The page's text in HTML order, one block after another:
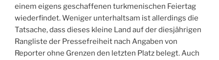
einem eigens geschaffenen turkmenischen Feiertag
wiederfindet. Weniger unterhaltsam ist allerdings die
Tatsache, dass dieses kleine Land auf der diesjährigen
Rangliste der Pressefreiheit nach Angaben von
Reporter ohne Grenzen den letzten Platz belegt. Auch